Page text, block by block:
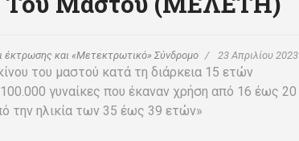
έκτρωσης και «Μετεκτρωτικό» Σύνδρομο 23 Απριλίου 2023
του μαστού κατά τη διάρκεια 15 ετών
γυναίκες που έκαναν χρήση από 16 έως 20
την ηλικία των 35 έως 39 ετών»